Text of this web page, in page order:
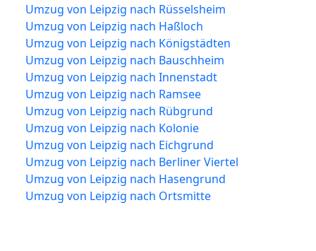
Umzug von Leipzig nach Rüsselsheim
Umzug von Leipzig nach Haßloch
Umzug von Leipzig nach Königstädten
Umzug von Leipzig nach Bauschheim
Umzug von Leipzig nach Innenstadt
Umzug von Leipzig nach Ramsee
Umzug von Leipzig nach Rübgrund
Umzug von Leipzig nach Kolonie
Umzug von Leipzig nach Eichgrund
Umzug von Leipzig nach Berliner Viertel
Umzug von Leipzig nach Hasengrund
Umzug von Leipzig nach Ortsmitte